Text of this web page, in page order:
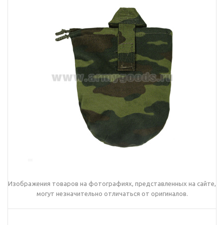
Изображения товаров на фотографиях, представленных на сайте,
могут незначительно отличаться от оригиналов.